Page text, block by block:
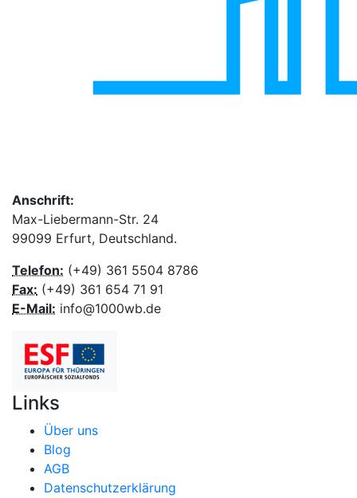
Anschrift:
Max-Liebermann-Str. 24
99099 Erfurt, Deutschland.
Telefon: (+49) 361 5504 8786
Fax: (+49) 361 654 71 91
E-Mail: info@1000wb.de
Links
Über uns
Blog
AGB
Datenschutzerklärung